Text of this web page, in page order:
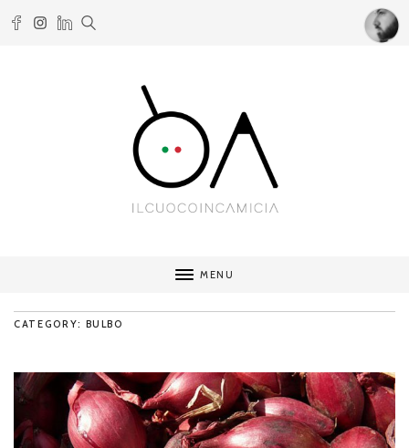
MENU
CATEGORY: BULBO